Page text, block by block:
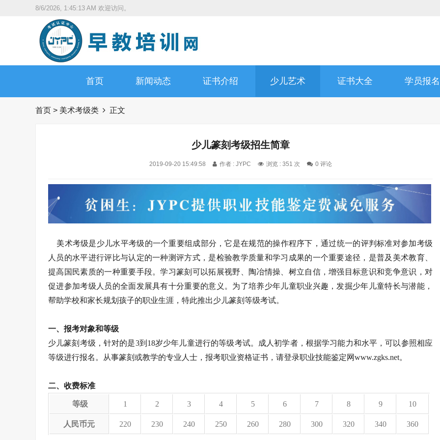
8/6/2026, 1:45:15 AM 欢迎访问。
首页 新闻动态 证书介绍 少儿艺术 证书大全 学员报名
首页 > 美术考级类 正文
少儿篆刻考级招生简章
2019-09-20 15:49:58 作者 : JYPC 浏览 : 351 次 0 评论
美术考级是少儿水平考级的一个重要组成部分，它是在规范的操作程序下，通过统一的评判标准对参加考级
人员的水平进行评比与认定的一种测评方式，是检验教学质量和学习成果的一个重要途径，是普及美术教育、
提高国民素质的一种重要手段。学习篆刻可以拓展视野、陶冶情操、树立自信，增强目标意识和竞争意识，对
促进参加考级人员的全面发展具有十分重要的意义。为了培养少年儿童职业兴趣，发掘少年儿童特长与潜能，
帮助学校和家长规划孩子的职业生涯，特此推出少儿篆刻等级考试。
一、报考对象和等级
少儿篆刻考级，针对的是3到18岁少年儿童进行的等级考试。成人初学者，根据学习能力和水平，可以参照相应
等级进行报名。从事篆刻或教学的专业人士，报考职业资格证书，请登录职业技能鉴定网www.zgks.net。
二、收费标准
等级 1 2 3 4 5 6 7 8 9 10
人民币元 220 230 240 250 260 280 300 320 340 360